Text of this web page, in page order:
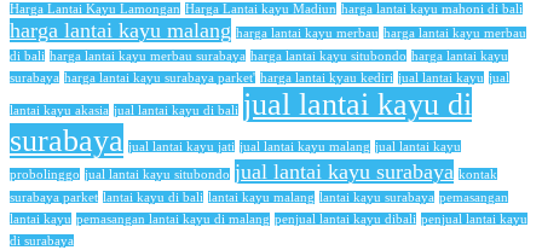
Harga Lantai Kayu Lamongan Harga Lantai kayu Madiun harga lantai kayu mahoni di bali
harga lantai kayu malang harga lantai kayu merbau harga lantai kayu merbau
di bali harga lantai kayu merbau surabaya harga lantai kayu situbondo harga lantai kayu
surabaya harga lantai kayu surabaya parket' harga lantai kyau kediri jual lantai kayu jual
lantai kayu akasia jual lantai kayu di bali jual lantai kayu di
surabaya jual lantai kayu jati jual lantai kayu malang jual lantai kayu
probolinggo jual lantai kayu situbondo jual lantai kayu surabaya kontak
surabaya parket lantai kayu di bali lantai kayu malang lantai kayu surabaya pemasangan
lantai kayu pemasangan lantai kayu di malang penjual lantai kayu dibali penjual lantai kayu
di surabaya